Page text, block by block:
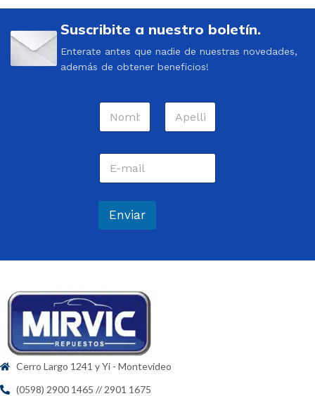
Suscribite a nuestro boletín.
Enterate antes que nadie de nuestras novedades,
además de obtener beneficios!
N
m
*
C
r
r
o
t
r
ó
n
i
c
o
*
Enviar
Cerro Largo 1241 y Yi - Montevideo
(0598) 2900 1465 // 2901 1675